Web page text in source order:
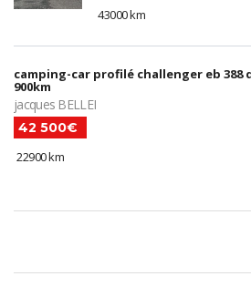
43000 km
camping-car profilé challenger eb 388
900km
jacques BELLEI
42 500€
22900 km